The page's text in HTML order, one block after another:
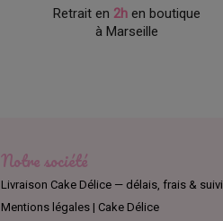
Retrait en 2hen boutique
à Marseille
Notre société
Livraison Cake Délice — délais, frais & suivi
Mentions légales | Cake Délice